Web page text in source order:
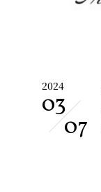
2024
03
07